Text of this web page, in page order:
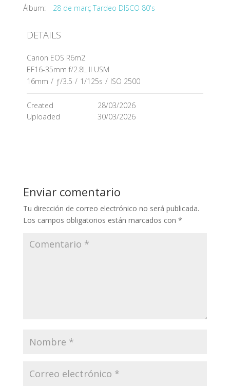
Álbum: 28 de març Tardeo DISCO 80's
DETAILS
Canon EOS R6m2
EF16-35mm f/2.8L II USM
16mm / ƒ/3.5 / 1/125s / ISO 2500
Created
28/03/2026
Uploaded
30/03/2026
Enviar comentario
Tu dirección de correo electrónico no será publicada.
Los campos obligatorios están marcados con *